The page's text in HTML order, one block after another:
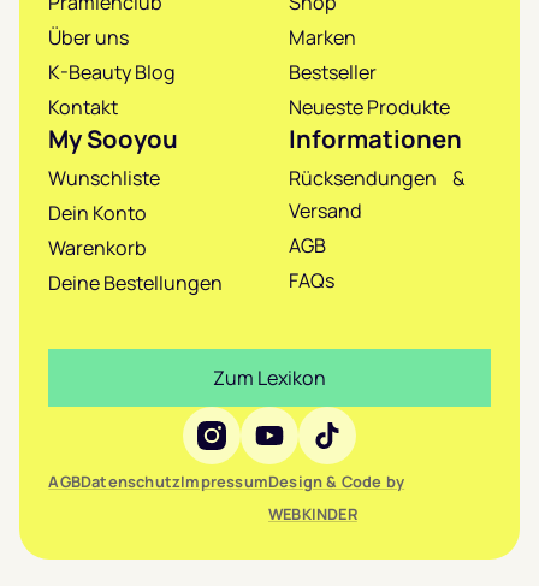
Über uns
K-Beauty Blog
Kontakt
Marken
Bestseller
Neueste Produkte
My Sooyou
Wunschliste
Dein Konto
Warenkorb
Deine Bestellungen
Informationen
Rücksendungen &
Versand
AGB
FAQs
Social Media
AGBDatenschutzImpressumDesign & Code by
WEBKINDER
Zum Lexikon